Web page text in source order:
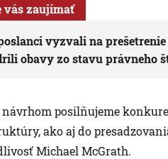
vás zaujímať
vyzvali na
obavy zo stavu právneho
návrhom posilňujeme
ako aj do
Michael McGrath.